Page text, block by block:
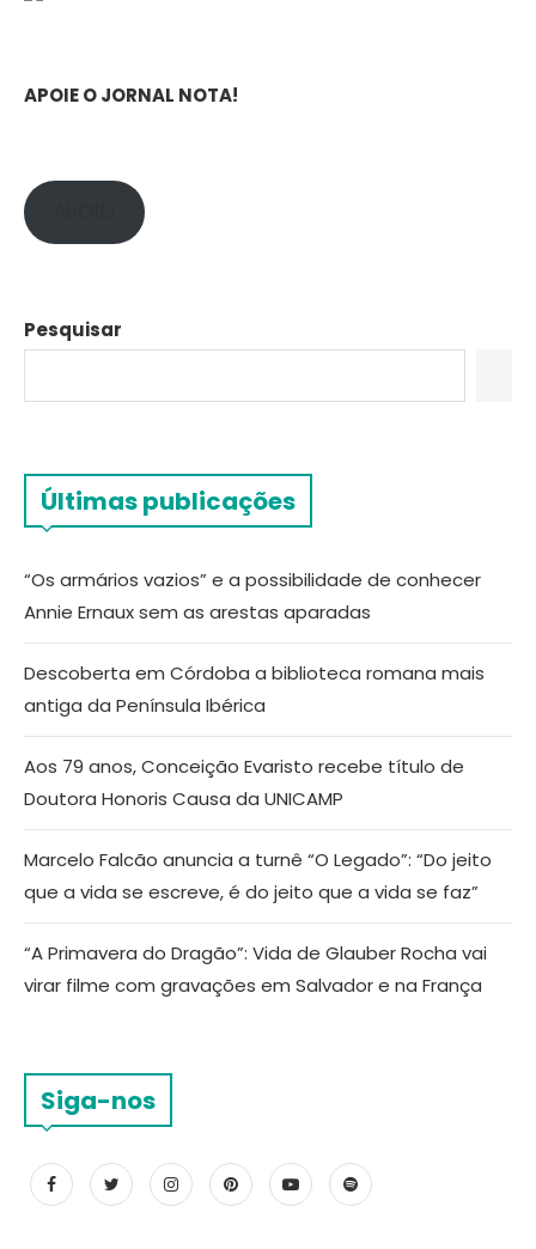
APOIE O JORNAL NOTA!
Pesquisar
Últimas publicações
“Os armários vazios” e a possibilidade de conhecer
Annie Ernaux sem as arestas aparadas
Descoberta em Córdoba a biblioteca romana mais
antiga da Península Ibérica
Aos 79 anos, Conceição Evaristo recebe título de
Doutora Honoris Causa da UNICAMP
Marcelo Falcão anuncia a turnê “O Legado”: “Do jeito
que a vida se escreve, é do jeito que a vida se faz”
“A Primavera do Dragão”: Vida de Glauber Rocha vai
virar filme com gravações em Salvador e na França
Siga-nos